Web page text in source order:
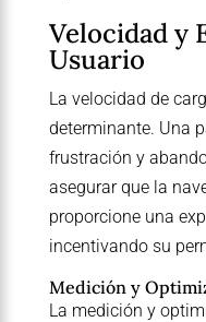
Velocidad y
Usuario
La velocidad de
determinante. Una
frustración y
asegurar que la
proporcione una
incentivando su
Medición y
La medición y